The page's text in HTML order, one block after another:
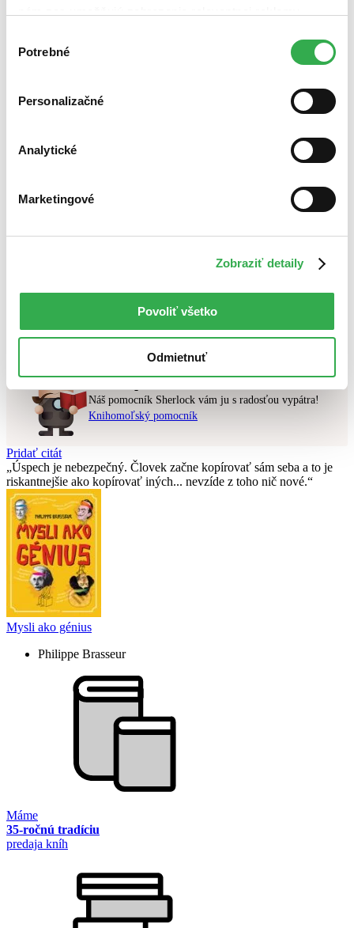
nám pomohlo, keby sme mohli používať všetky tieto
súhlasu
Potrebné
Personalizačné
Analytické
Marketingové
Zobraziť detaily
Povoliť všetko
Odmietnuť
Zúžiť výber
Bestsellery
Najdrahšie
vyhovujúci zadaným podmienkam.
Skúste prosím zmeniť vyhľadávaný výraz.
Chcete poradiť knihu?
Náš pomocník Sherlock vám ju s radosťou vypátra!
Knihomoľský pomocník
Pridať citát
Úspech je nebezpečný. Človek začne kopírovať sám seba a to je
riskantnejšie ako kopírovať iných... nevzíde z toho nič nové.
Mysli ako génius
Philippe Brasseur
Máme
35-ročnú tradíciu
predaja kníh